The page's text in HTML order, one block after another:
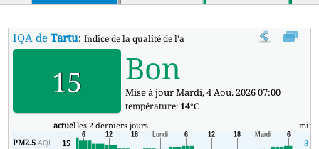
IQA deTartu:Indice de la qualité de l'air (IQA) à Tartu en temps réel.
15 Bon
Mise à jour Mardi, 4 Aou. 2026 07:00
température: 14°C
actuelles 2 derniers jours min
PM2.5AQI 15 8